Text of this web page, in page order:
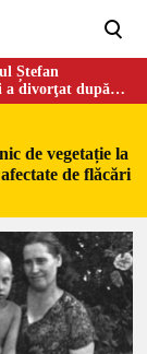
Ștefan
a divorţat după
de vegetație la
de flăcări